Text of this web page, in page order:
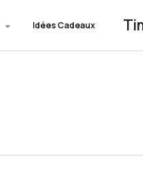
Idées Cadeaux